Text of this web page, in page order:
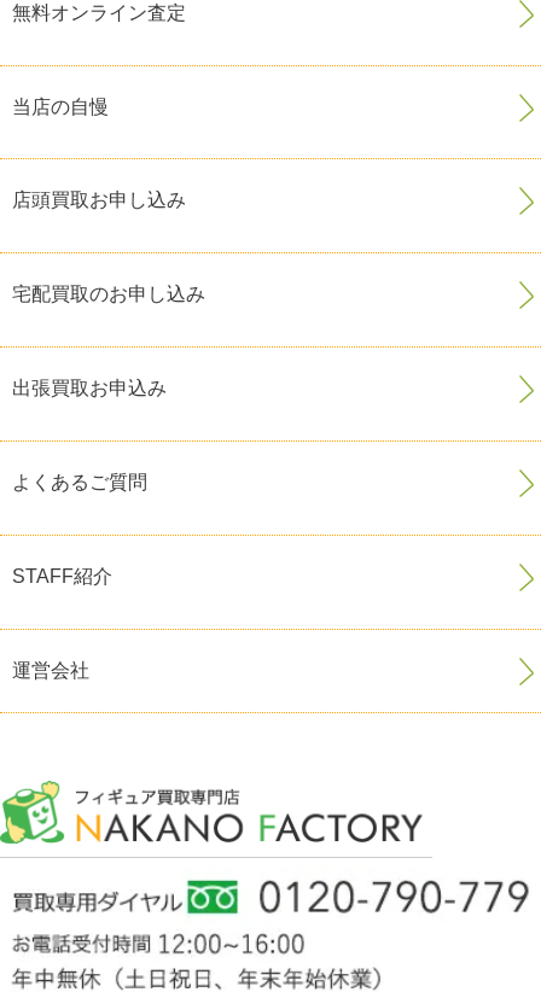
無料オンライン査定
当店の自慢
店頭買取お申し込み
宅配買取のお申し込み
出張買取お申込み
よくあるご質問
STAFF紹介
運営会社